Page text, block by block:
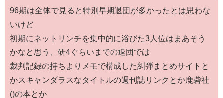
96期は全体で見ると特別早期退団が多かったとは思わな
いけど
初期にネットリンチを集中的に浴びた3人位はまあそう
かなと思う、研4ぐらいまでの退団では
裁判記録の持ちよりメモで構成した糾弾まとめサイトと
かスキャンダラスなタイトルの週刊誌リンクとか鹿砦社
()の本とか